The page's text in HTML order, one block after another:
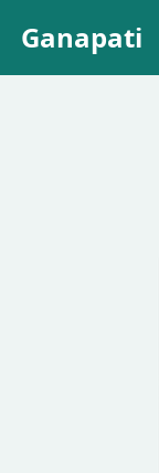
Ganapati